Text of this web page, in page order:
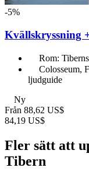
-5%
Kvällskryssning
Rom:
Colosseum,
ljudguide
Ny
Från 88,62 US$
84,19 US$
Fler sätt att
Tibern